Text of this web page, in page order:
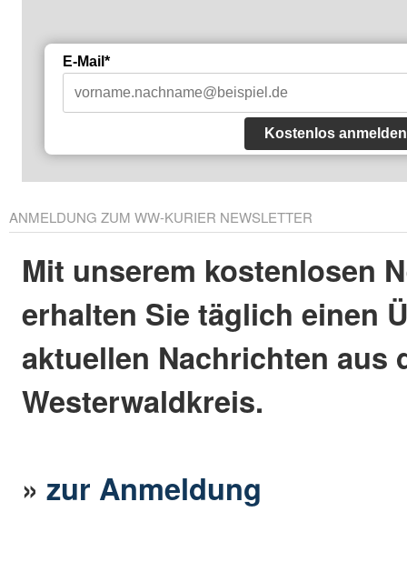
E-Mail*
Kostenlos anmelden
ANMELDUNG ZUM WW-KURIER NEWSLETTER
Mit unserem kostenlosen
erhalten Sie täglich einen
aktuellen Nachrichten aus
Westerwaldkreis.
»zur Anmeldung